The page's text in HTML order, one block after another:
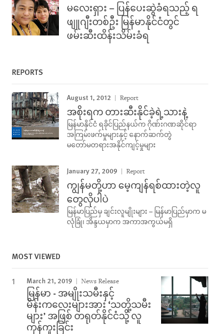
မလေးရှား – ပြန်ပေးဆွဲခံရသည့် ရ
ဖျူဂျီးတစ်ဦး မြန်မာနိုင်ငံတွင်
ဖမ်းဆီးထိန်းသိမ်းခံရ
REPORTS
August 1, 2012 Report
အစိုးရက တားဆီးနိုင်ခဲ့ရဲ့သားနဲ့
မြန်မာနိုင်ငံ ရခိုင်ပြည်နယ်က ဂိုဏ်းဂဏဆိုင်ရာ
အကြမ်းဖက်မှုများနှင့် နောက်ဆက်တွဲ
မတော်မတရားအနိုင်ကျင့်မှုများ
January 27, 2009 Report
ကျွန်မတို့ဟာ မေ့ကျန်ရစ်ထားတဲ့လူ
တွေလိုပါပဲ
မြန်မာပြည်မှ ချင်းလူမျိုးများ – မြန်မာပြည်မှာက မ
လုံခြုံ၊ အိန္ဒယမှာက အကာအကွယ်မရှိ
MOST VIEWED
March 21, 2019 News Release
မြန်မာ - အမျိုးသမီးနှင့်
မိန်းကလေးများအား ‘သတို့သမီး
များ’ အဖြစ် တရုတ်နိုင်ငံသို့ လူ
ကုန်ကူးခြင်း